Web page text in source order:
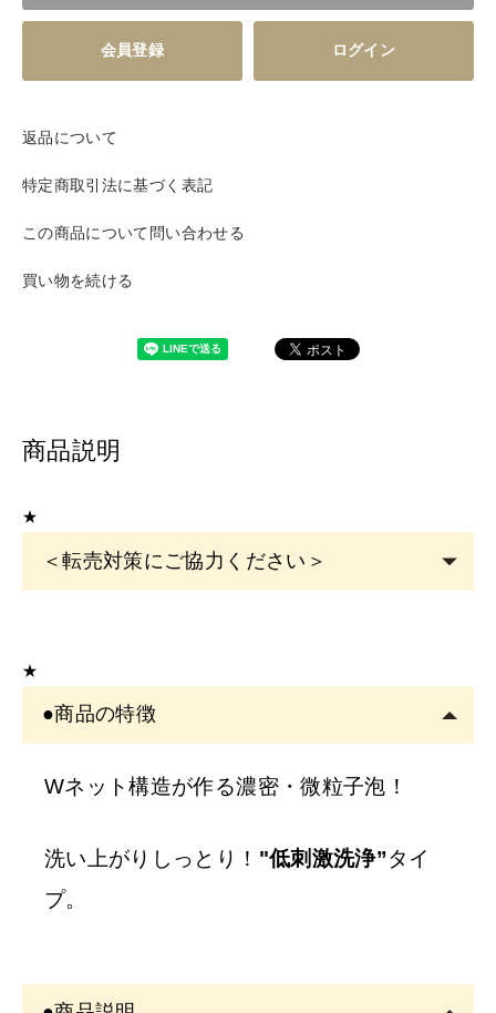
会員登録 ログイン
返品について
特定商取引法に基づく表記
この商品について問い合わせる
買い物を続ける
商品説明
★
＜転売対策にご協力ください＞
クの運営者または従事者のみ購入可能です。
アカウント登録は
をご記入くださ
※サロン名を でご登録の方は、ご注文をキャ
了承ください。
方
★
●商品の特徴
Wネット構造が作る濃密・微粒子泡！
洗い上がりしっとり！ "低刺激洗浄”タイ
プ。